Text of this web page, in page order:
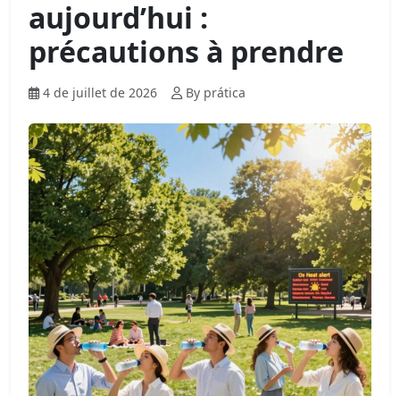
aujourd’hui :
précautions à prendre
4 de juillet de 2026 By prática